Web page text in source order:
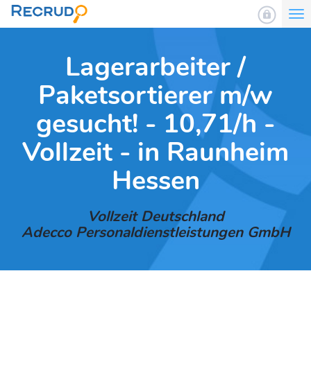
Lagerarbeiter /
Paketsortierer m/w
gesucht! - 10,71/h -
Vollzeit - in Raunheim
Hessen
Vollzeit Deutschland
Adecco Personaldienstleistungen GmbH